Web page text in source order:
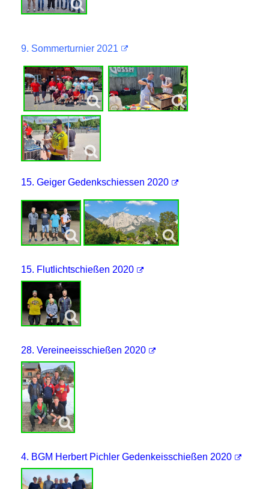
9. Sommerturnier 2021
15. Geiger Gedenkschiessen 2020
15. Flutlichtschießen 2020
28. Vereineeisschießen 2020
4. BGM Herbert Pichler Gedenkeisschießen 2020